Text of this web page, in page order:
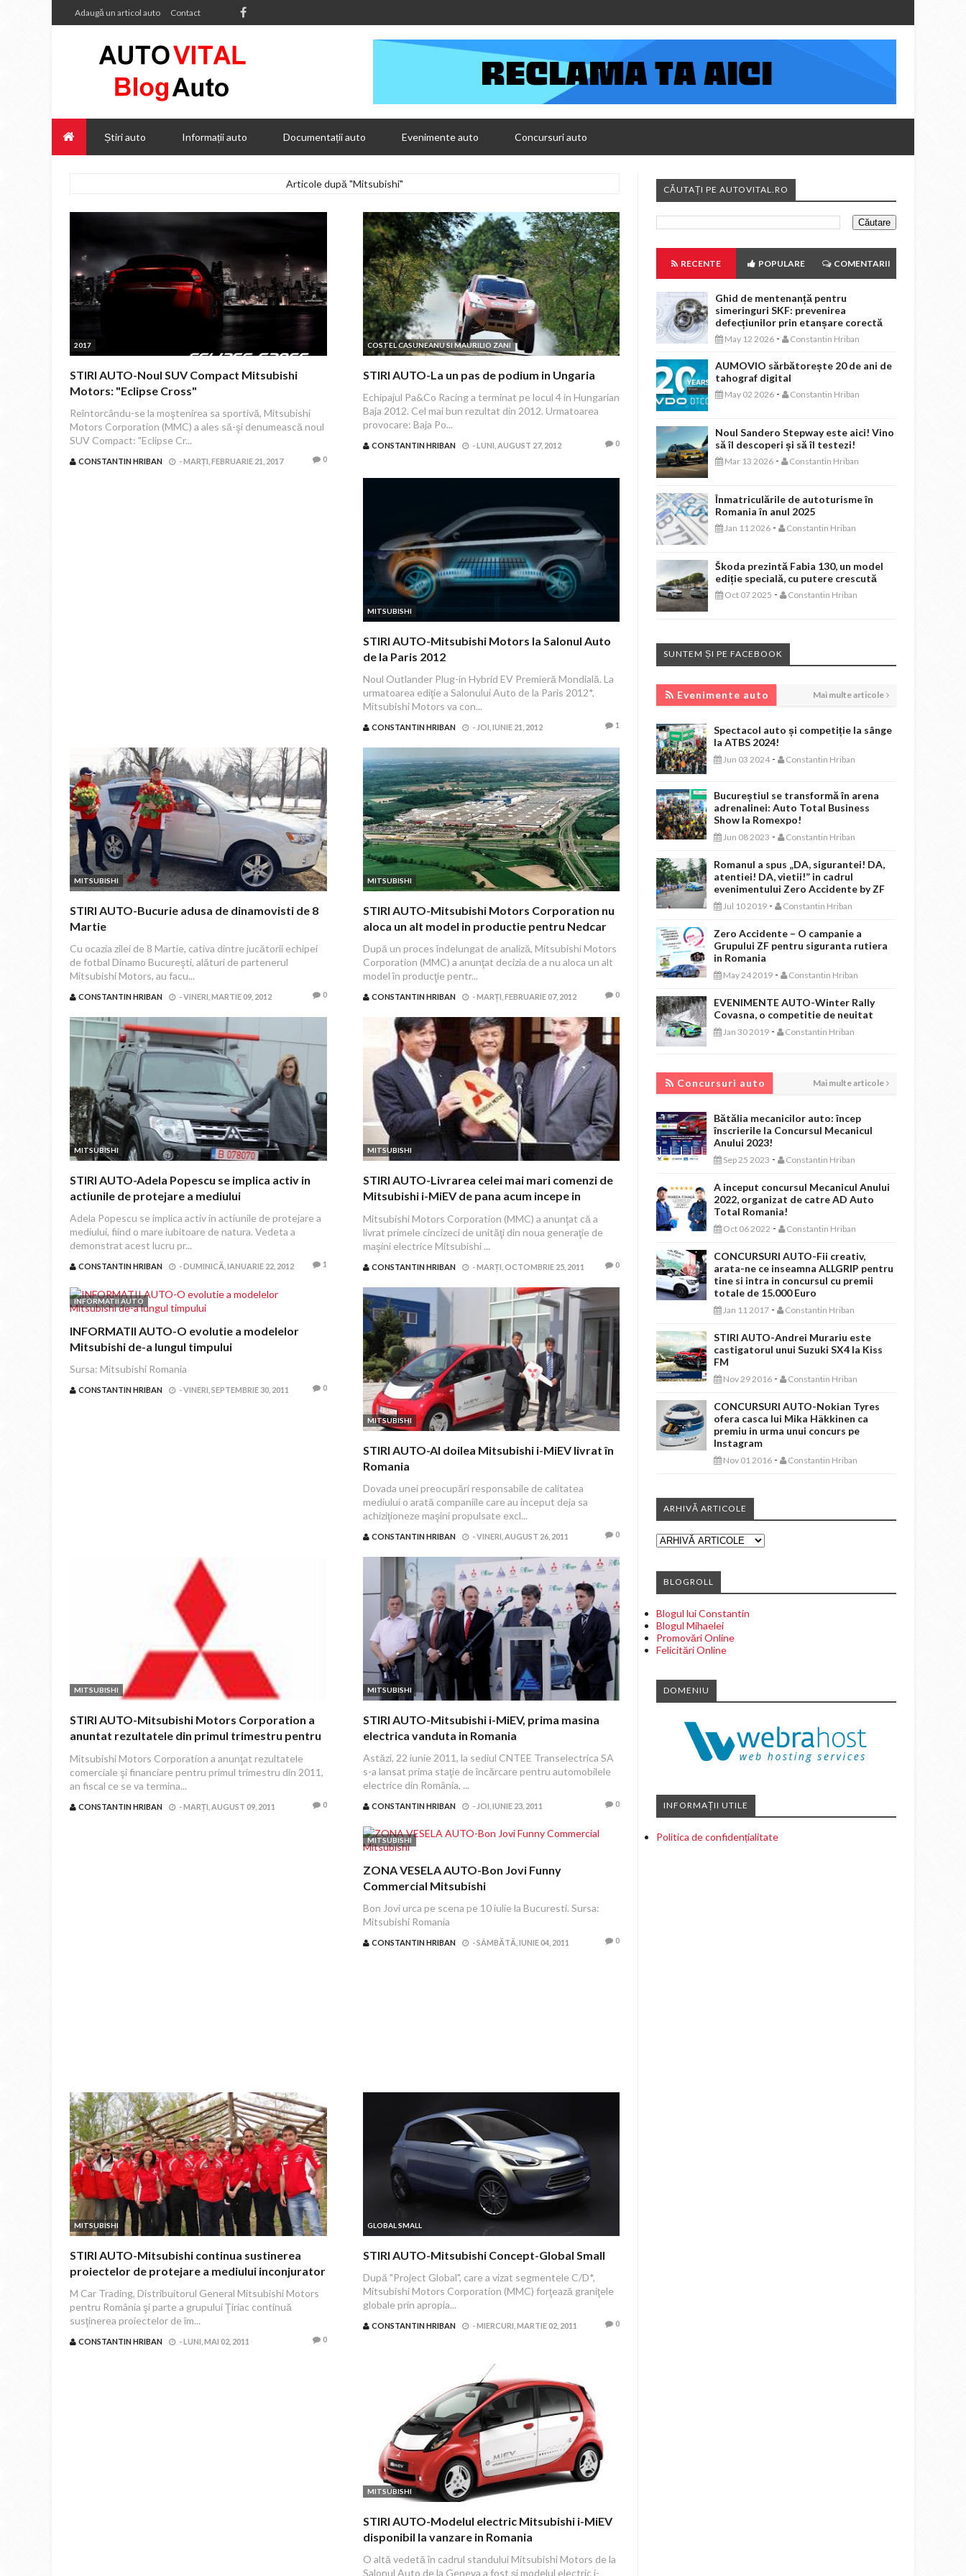
Adaugă un articol auto Contact
Știri auto Informații auto Documentații auto Evenimente auto Concursuri auto
Articole după "Mitsubishi"
2017
STIRI AUTO-Noul SUV Compact Mitsubishi
Motors: "Eclipse Cross"
Reîntorcându-se la moştenirea sa sportivă, Mitsubishi
Motors Corporation (MMC) a ales să-şi denumească noul
SUV Compact: "Eclipse Cr...
CONSTANTIN HRIBAN -MARȚI, FEBRUARIE 21, 2017 0
COSTEL CASUNEANU SI MAURILIO ZANI
STIRI AUTO-La un pas de podium in Ungaria
Echipajul Pa&Co Racing a terminat pe locul 4 in Hungarian
Baja 2012. Cel mai bun rezultat din 2012. Urmatoarea
provocare: Baja Po...
CONSTANTIN HRIBAN -LUNI, AUGUST 27, 2012 0
MITSUBISHI
STIRI AUTO-Mitsubishi Motors la Salonul Auto
de la Paris 2012
Noul Outlander Plug-in Hybrid EV Premieră Mondială. La
urmatoarea ediţie a Salonului Auto de la Paris 2012*,
Mitsubishi Motors va con...
CONSTANTIN HRIBAN - JOI, IUNIE 21, 2012 1
MITSUBISHI
STIRI AUTO-Bucurie adusa de dinamovisti de 8
Martie
Cu ocazia zilei de 8 Martie, cativa dintre jucătorii echipei
de fotbal Dinamo Bucureşti, alături de partenerul
Mitsubishi Motors, au facu...
CONSTANTIN HRIBAN -VINERI, MARTIE 09, 2012 0
MITSUBISHI
STIRI AUTO-Mitsubishi Motors Corporation nu
aloca un alt model in productie pentru Nedcar
După un proces îndelungat de analiză, Mitsubishi Motors
Corporation (MMC) a anunţat decizia de a nu aloca un alt
model în producţie pentr...
CONSTANTIN HRIBAN -MARȚI, FEBRUARIE 07, 2012 0
MITSUBISHI
STIRI AUTO-Adela Popescu se implica activ in
actiunile de protejare a mediului
Adela Popescu se implica activ in actiunile de protejare a
mediului, fiind o mare iubitoare de natura. Vedeta a
demonstrat acest lucru pr...
CONSTANTIN HRIBAN -DUMINICĂ, IANUARIE 22, 2012 1
MITSUBISHI
STIRI AUTO-Livrarea celei mai mari comenzi de
Mitsubishi i-MiEV de pana acum incepe in
Mitsubishi Motors Corporation (MMC) a anunţat că a
livrat primele cincizeci de unităţi din noua generaţie de
maşini electrice Mitsubishi ...
CONSTANTIN HRIBAN -MARȚI, OCTOMBRIE 25, 2011 0
INFORMATII AUTO
INFORMATII AUTO-O evolutie a modelelor
Mitsubishi de-a lungul timpului
Sursa: Mitsubishi Romania
CONSTANTIN HRIBAN -VINERI, SEPTEMBRIE 30, 2011 0
MITSUBISHI
STIRI AUTO-Al doilea Mitsubishi i-MiEV livrat în
Romania
Dovada unei preocupări responsabile de calitatea
mediului o arată companiile care au inceput deja sa
achiziţioneze maşini propulsate excl...
CONSTANTIN HRIBAN -VINERI, AUGUST 26, 2011 0
MITSUBISHI
STIRI AUTO-Mitsubishi Motors Corporation a
anuntat rezultatele din primul trimestru pentru
Mitsubishi Motors Corporation a anunţat rezultatele
comerciale şi financiare pentru primul trimestru din 2011,
an fiscal ce se va termina...
CONSTANTIN HRIBAN -MARȚI, AUGUST 09, 2011 0
MITSUBISHI
STIRI AUTO-Mitsubishi i-MiEV, prima masina
electrica vanduta in Romania
Astăzi, 22 iunie 2011, la sediul CNTEE Transelectrica SA
s-a lansat prima staţie de încărcare pentru automobilele
electrice din România, ...
CONSTANTIN HRIBAN - JOI, IUNIE 23, 2011 0
MITSUBISHI
ZONA VESELA AUTO-Bon Jovi Funny
Commercial Mitsubishi
Bon Jovi urca pe scena pe 10 iulie la Bucuresti. Sursa:
Mitsubishi Romania
CONSTANTIN HRIBAN -SÂMBĂTĂ, IUNIE 04, 2011 0
MITSUBISHI
STIRI AUTO-Mitsubishi continua sustinerea
proiectelor de protejare a mediului inconjurator
M Car Trading, Distribuitorul General Mitsubishi Motors
pentru România şi parte a grupului Ţiriac continuă
susţinerea proiectelor de îm...
CONSTANTIN HRIBAN -LUNI, MAI 02, 2011 0
GLOBAL SMALL
STIRI AUTO-Mitsubishi Concept-Global Small
După "Project Global", care a vizat segmentele C/D*,
Mitsubishi Motors Corporation (MMC) forţează graniţele
globale prin apropia...
CONSTANTIN HRIBAN -MIERCURI, MARTIE 02, 2011 0
MITSUBISHI
STIRI AUTO-Modelul electric Mitsubishi i-MiEV
disponibil la vanzare in Romania
O altă vedetă în cadrul standului Mitsubishi Motors de la
Salonul Auto de la Geneva a fost şi modelul electric i-
CĂUTAȚI PE AUTOVITAL.RO
RECENTE POPULARE COMENTARII
Ghid de mentenanță pentru
simeringuri SKF: prevenirea
defecțiunilor prin etanșare corectă
May 12 2026 - Constantin Hriban
AUMOVIO sărbătorește 20 de ani de
tahograf digital
May 02 2026 - Constantin Hriban
Noul Sandero Stepway este aici! Vino
să îl descoperi și să îl testezi!
Mar 13 2026 - Constantin Hriban
Înmatriculările de autoturisme în
Romania în anul 2025
Jan 11 2026 - Constantin Hriban
Škoda prezintă Fabia 130, un model
ediție specială, cu putere crescută
Oct 07 2025 - Constantin Hriban
SUNTEM ȘI PE FACEBOOK
Evenimente auto Mai multe articole
Spectacol auto și competiție la sânge
la ATBS 2024!
Jun 03 2024 - Constantin Hriban
Bucureștiul se transformă în arena
adrenalinei: Auto Total Business
Show la Romexpo!
Jun 08 2023 - Constantin Hriban
Romanul a spus „DA, sigurantei! DA,
atentiei! DA, vietii!” in cadrul
evenimentului Zero Accidente by ZF
Jul 10 2019 - Constantin Hriban
Zero Accidente – O campanie a
Grupului ZF pentru siguranta rutiera
in Romania
May 24 2019 - Constantin Hriban
EVENIMENTE AUTO-Winter Rally
Covasna, o competitie de neuitat
Jan 30 2019 - Constantin Hriban
Concursuri auto Mai multe articole
Bătălia mecanicilor auto: încep
înscrierile la Concursul Mecanicul
Anului 2023!
Sep 25 2023 - Constantin Hriban
A inceput concursul Mecanicul Anului
2022, organizat de catre AD Auto
Total Romania!
Oct 06 2022 - Constantin Hriban
CONCURSURI AUTO-Fii creativ,
arata-ne ce inseamna ALLGRIP pentru
tine si intra in concursul cu premii
totale de 15.000 Euro
Jan 11 2017 - Constantin Hriban
STIRI AUTO-Andrei Murariu este
castigatorul unui Suzuki SX4 la Kiss
FM
Nov 29 2016 - Constantin Hriban
CONCURSURI AUTO-Nokian Tyres
ofera casca lui Mika Häkkinen ca
premiu in urma unui concurs pe
Instagram
Nov 01 2016 - Constantin Hriban
ARHIVĂ ARTICOLE
BLOGROLL
Blogul lui Constantin
Blogul Mihaelei
Promovări Online
Felicitări Online
DOMENIU
INFORMAȚII UTILE
Politica de confidențialitate